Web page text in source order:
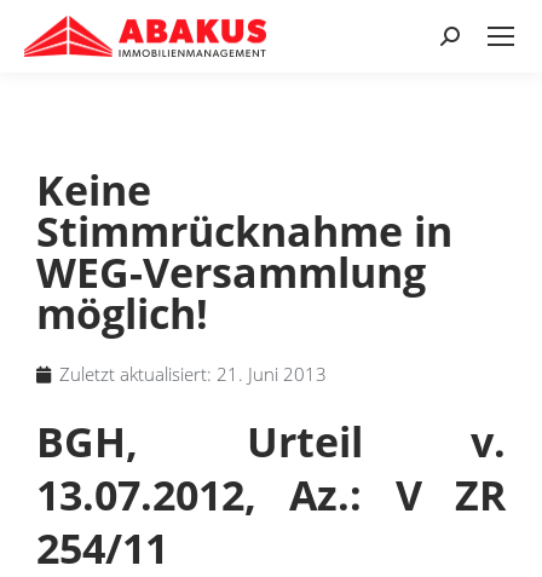
Keine
Stimmrücknahme in
WEG-Versammlung
möglich!
Zuletzt aktualisiert: 21. Juni 2013
BGH, Urteil v.
13.07.2012, Az.: V ZR
254/11